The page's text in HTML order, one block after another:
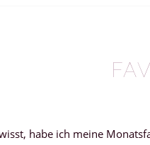
habe ich meine